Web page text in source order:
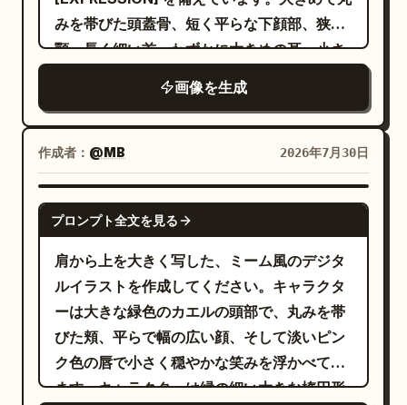
セリフ効果／吹き出しを追加してください。
トゲトゲした吹き出しに「七味も…かけ
る…！」、波打つ吹き出しに「くっ…今夜は
天使側の勝ちですか…」、楕円形の吹き出し
に「それは悪ではなく彩りです」と入れてく
ださい。背景はシンプルな温かみのあるテー
ブルトップにしてください。 スタイルの制
約：日本語のセリフは読みやすく、必要に応
じて縦書きにしてください。完成したアート
は絵コンテよりもはるかに詳細に描き込み、
魅力的なアニメ調の顔立ち、柔らかなライテ
ィング、クリーンな彩色を施してください。
コマや吹き出しを勝手に追加しないでくださ
い。元のプレースホルダーが持つ、天使と悪
魔のコミカルな解釈を維持してください。
描写： 1. 上段のコマ：キッチン／ダイニング
の背景で、ネギを乗せた豆腐の器を持つ若い
の吹き出しに入れてください。 2. 中段左のコ
マ：暗い紫色の背景を背に腕を組んだ悪魔の
男性を描き、参照画像のセリフに合わせて縦
書きの吹き出しを 2 つ配置してください。 3.
中段右のコマ：明るい金色のキラキラした背
景と小さな花を背に、手を合わせて微笑む天
使の男性を描き、参照画像のセリフに合わせ
て吹き出しを 2 つ配置してください。 4. 下段
のコマ：左側で七味の小瓶を持ち、驚いた表
情の若い女性を描いてください。「七味も…
かける…！」というセリフにはギザギザの強
調吹き出しを、天使側のセリフには雲形の吹
き出しを、最後のセリフには楕円形の吹き出
柔らかな顔立ちの若い女性
というスリムな女
性が、銀色の冷蔵庫の前に立ち、片手を腹部
に当てている。彼女は長いダークブラウンの
髪、青白い肌、控えめな茶色のロングドレス
にダークなベスト風のボディス、チェック柄
のシースルー袖、アンクルソックス、茶色の
レースアップシューズを着用している。キッ
チンには以下の要素を必ず含める：左側にシ
ンクとカウンター 1 つ、夜空が見える窓 1
ット 1 つ、電子レンジ 1 つ、コーヒーメーカ
ー 1 つ、木製のダイニングテーブル 1 つ、ダ
イニングチェア 2 脚、テーブル上の暗い色の
マグカップ 1 つ、棚の上の小さなボトルや瓶
数個。テキスト：右側に縦書きのナレーショ
みを帯びた頭蓋骨、短く平らな下顔部、狭い
顎、長く細い首、わずかに大きめの耳、小さ
目、極めて太い水平な黒い眉、重厚な黒い上
まぶた、くすんだモーヴ色の目の下のクマ、
小さく幅広い三角形の鼻、そして個別に描か
れた不揃いな長方形の歯、欠けた上の歯 1
本、欠けた歯 1 本、深い黒い隙間が見える幅
広で非対称な笑みを浮かべています。キャラ
クターには
簡略化されたグラフィックな服装
を着用させ、太い縫い目、最小限のひだ、小
さな手描き風のアクセサリーを備えた、大ま
かなグラフィック形状に簡略化してくださ
い。太い外側のシルエット、中程度の太さの
顔の線、細く角張った髪の毛、そして目や
画像を生成
作成者： @MB 2026年7月30日
GPT IMAGE 2
プロンプト全文を見る
肩から上を大きく写した、ミーム風のデジタ
ルイラストを作成してください。キャラクタ
ーは大きな緑色のカエルの頭部で、丸みを帯
びた頬、平らで幅の広い顔、そして淡いピン
ク色の唇で小さく穏やかな笑みを浮かべてい
ます。キャラクターは縁の細い大きな楕円形